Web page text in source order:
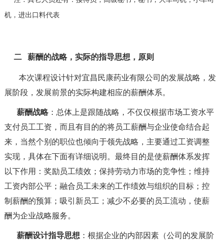
机，进出口料代表
二 薪酬的战略，实际的指导思想，原则
本次课程设计针对宜昌民康药业有限公司的发展战略，发
展阶段，发展前景的实际构建相应的薪酬体系。
薪酬战略：总体上是跟随战略，不仅仅根据市场工资水平
支付员工工资，而且有目的的将员工薪酬与企业使命结合起
来，当然个别的职位也倾向于领先战略，主要通过工资调整
实现，具体在下面有详细说明。最终目的是使薪酬体系发挥
以下作用：奖励员工绩效；保持劳动力市场的竞争性；维持
工资内部公平；融合员工未来的工作绩效与组织的目标；控
制薪酬的预算；吸引新员工；减少不必要的员工流动，使薪
酬为企业战略服务。
薪酬设计指导思想 ：根据企业的内部因素（公司的发展阶